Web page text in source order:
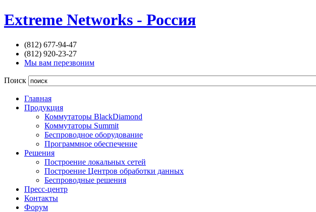
Extreme Networks - Россия
(812) 677-94-47
(812) 920-23-27
Мы вам перезвоним
Поиск
Главная
Продукция
Коммутаторы BlackDiamond
Коммутаторы Summit
Беспроводное оборудование
Программное обеспечение
Решения
Построение локальных сетей
Построение Центров обработки данных
Беспроводные решения
Пресс-центр
Контакты
Форум